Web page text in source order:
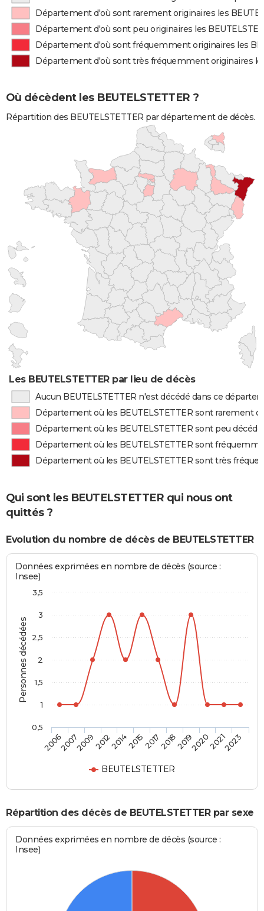
Département d'où sont rarement originaires les
Département d'où sont peu originaires les
Département d'où sont fréquemment originaires les
Département d'où sont très fréquemment originaires
Où décèdent les BEUTELSTETTER ?
Répartition des BEUTELSTETTER par département de décès.
Les BEUTELSTETTER par lieu de décès
Aucun BEUTELSTETTER n'est décédé dans ce
Département où les BEUTELSTETTER sont rarement
Département où les BEUTELSTETTER sont peu
Département où les BEUTELSTETTER sont
Département où les BEUTELSTETTER sont très
Qui sont les BEUTELSTETTER qui nous ont
quittés ?
Evolution du nombre de décès de BEUTELSTETTER
Personnes décédées
Données exprimées en nombre de décès (source :
Insee)
BEUTELSTETTER
200620072009201220142015201720182019202020212023
0,5
1
1,5
2
2,5
3
3,5
Répartition des décès de BEUTELSTETTER par sexe
Données exprimées en nombre de décès (source :
Insee)